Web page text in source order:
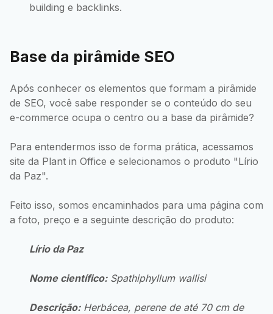
building e backlinks.
Base da pirâmide SEO
Após conhecer os elementos que formam a pirâmide
de SEO, você sabe responder se o conteúdo do seu
e-commerce ocupa o centro ou a base da pirâmide?
Para entendermos isso de forma prática, acessamos
site da Plant in Office e selecionamos o produto "Lírio
da Paz".
Feito isso, somos encaminhados para uma página com
a foto, preço e a seguinte descrição do produto:
Lírio da Paz
Nome científico:Spathiphyllum wallisi
Descrição:Herbácea, perene de até 70 cm de